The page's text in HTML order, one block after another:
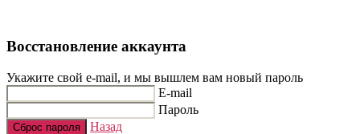
Восстановление аккаунта
Укажите свой e-mail, и мы вышлем вам новый пароль
E-mail
Пароль
Сброс пароля Назад